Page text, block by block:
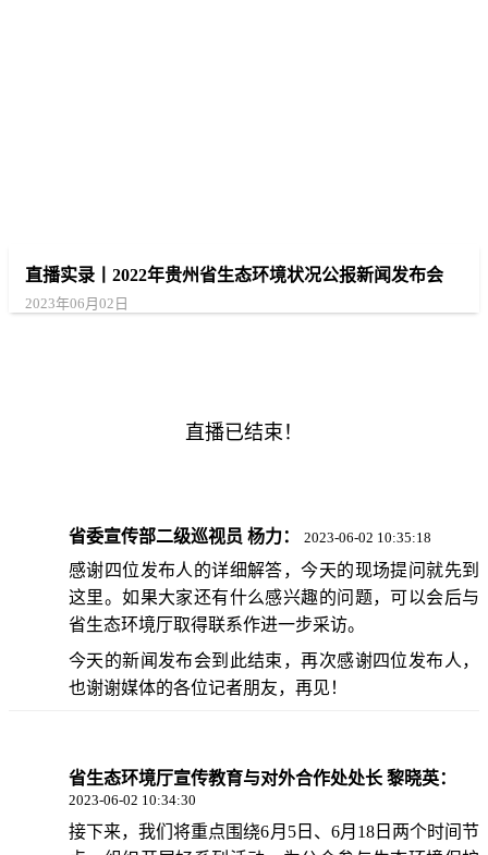
直播实录丨2022年贵州省生态环境状况公报新闻发布会
2023年06月02日
直播已结束！
省委宣传部二级巡视员 杨力： 2023-06-02 10:35:18
感谢四位发布人的详细解答，今天的现场提问就先到
这里。如果大家还有什么感兴趣的问题，可以会后与
省生态环境厅取得联系作进一步采访。
今天的新闻发布会到此结束，再次感谢四位发布人，
也谢谢媒体的各位记者朋友，再见！
省生态环境厅宣传教育与对外合作处处长 黎晓英：
2023-06-02 10:34:30
接下来，我们将重点围绕6月5日、6月18日两个时间节